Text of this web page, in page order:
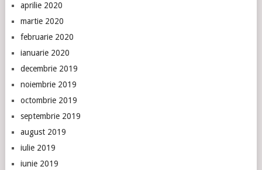
aprilie 2020
martie 2020
februarie 2020
ianuarie 2020
decembrie 2019
noiembrie 2019
octombrie 2019
septembrie 2019
august 2019
iulie 2019
iunie 2019